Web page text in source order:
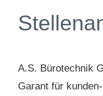
A.S. Bürotechnik
Garant für